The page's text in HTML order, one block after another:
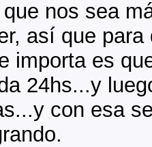
que nos sea
así que
importa es
24hs...y
con esa